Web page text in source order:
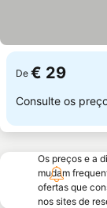
De € 29
Consulte os
Os preços e a
mudam
ofertas que
nos sites de